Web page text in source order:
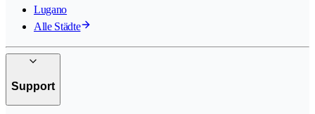
Lugano
Alle Städte
Support